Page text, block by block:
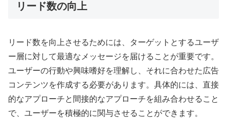
リード数の向上
リード数を向上させるためには、ターゲットとするユーザ
ー層に対して最適なメッセージを届けることが重要です。
ユーザーの行動や興味嗜好を理解し、それに合わせた広告
コンテンツを作成する必要があります。具体的には、直接
的なアプローチと間接的なアプローチを組み合わせること
で、ユーザーを積極的に関与させることができます。